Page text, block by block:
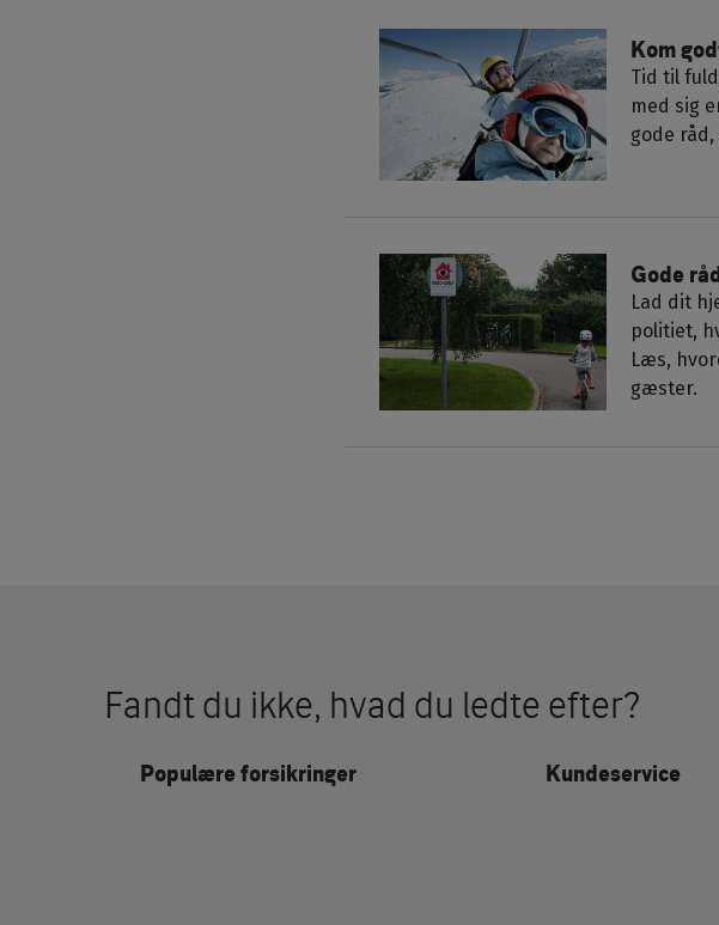
Kom
Tid til
med sig
gode
Gode
Lad dit
politiet,
Læs,
gæster.
Fandt du ikke, hvad du ledte efter?
Populære forsikringer Kundeservice